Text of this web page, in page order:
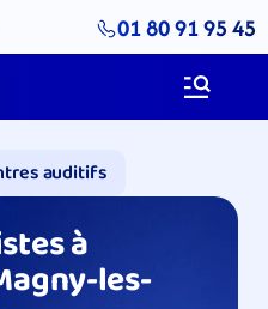
01 80 91 95 45
auditifs
à
les-